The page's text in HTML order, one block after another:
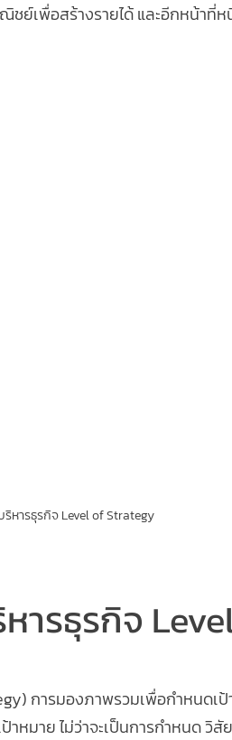
ย์เพื่อสร้างรายได้ และอีกหน้าที่
หารธุรกิจ Level of Strategy
ารธุรกิจ
การมองภาพรวมเพื่อกำหนดเ
าหมาย ไม่ว่าจะเป็นการกำหนด วิ